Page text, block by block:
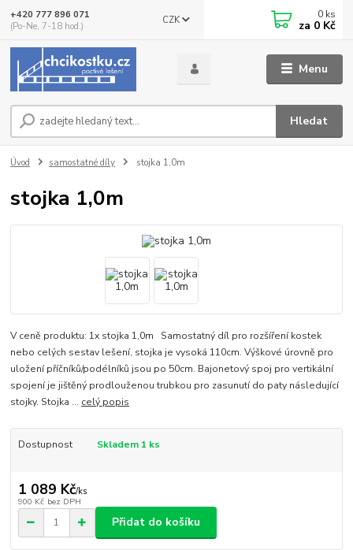
Menu
CZK
Hledat
+420 777 896 071
(Po-Ne, 7-18 hod.)
0 ks
za 0 Kč
Úvod samostatné díly stojka 1,0m
stojka 1,0m
V ceně produktu: 1x stojka 1,0m Samostatný díl pro rozšíření kostek
nebo celých sestav lešení, stojka je vysoká 110cm. Výškové úrovně pro
uložení příčníků/podélníků jsou po 50cm. Bajonetový spoj pro vertikální
spojení je jištěný prodlouženou trubkou pro zasunutí do paty následující
stojky. Stojka ... celý popis
Dostupnost Skladem 1 ks
1 089 Kč/ks
900 Kč bez DPH
Přidat do košíku